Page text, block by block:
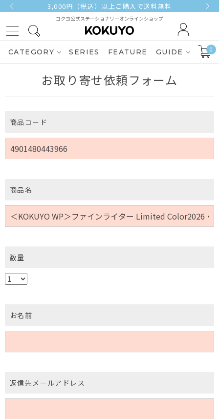
3,000円（税込）以上ご購入で送料無料
コクヨ公式ステーショナリーオンラインショップ
CATEGORY SERIES FEATURE GUIDE 0
お取り寄せ依頼フォーム
商品コード
商品名
数量
お名前
返信先メールアドレス